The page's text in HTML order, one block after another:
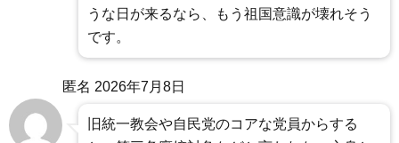
うな日が来るなら、もう祖国意識が壊れそう
です。
匿名 2026年7月8日
旧統一教会や自民党のコアな党員からする